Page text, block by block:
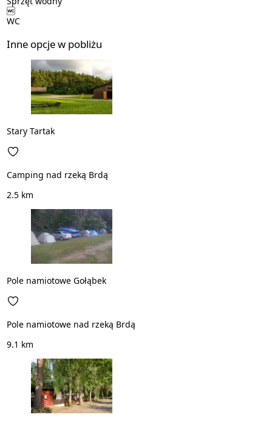
WC
Inne opcje w pobliżu
Stary Tartak
Camping nad rzeką Brdą
2.5 km
Pole namiotowe Gołąbek
Pole namiotowe nad rzeką Brdą
9.1 km